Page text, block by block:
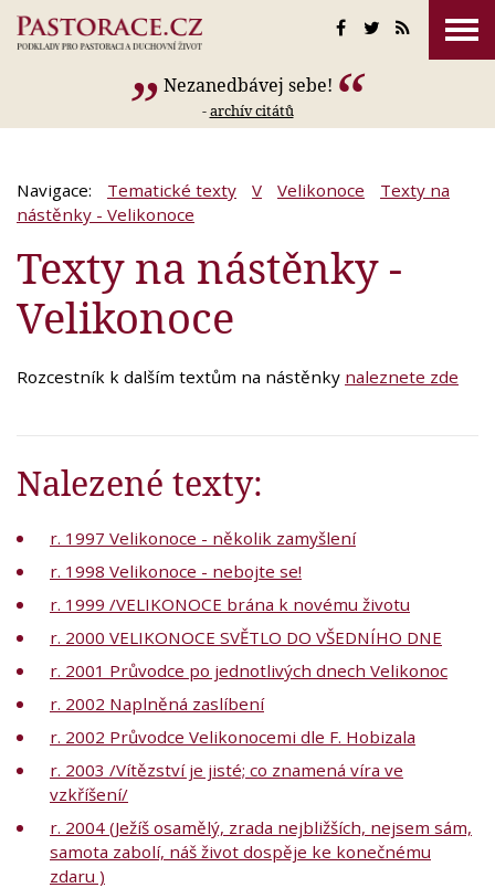
Nezanedbávej sebe!
-archív citátů
Navigace: Tematické texty V Velikonoce
Texty na
nástěnky - Velikonoce
Texty na nástěnky -
Velikonoce
Rozcestník k dalším textům na nástěnky naleznete zde
Nalezené texty:
r. 1997 Velikonoce - několik zamyšlení
r. 1998 Velikonoce - nebojte se!
r. 1999 /VELIKONOCE brána k novému životu
r. 2000 VELIKONOCE SVĚTLO DO VŠEDNÍHO DNE
r. 2001 Průvodce po jednotlivých dnech Velikonoc
r. 2002 Naplněná zaslíbení
r. 2002 Průvodce Velikonocemi dle F. Hobizala
r. 2003 /Vítězství je jisté; co znamená víra ve
vzkříšení/
r. 2004 (Ježíš osamělý, zrada nejbližších, nejsem sám,
samota zabolí, náš život dospěje ke konečnému
zdaru )